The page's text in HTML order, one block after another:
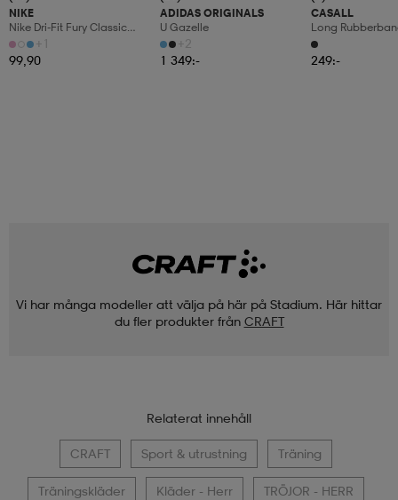
NIKE
Nike Dri-Fit Fury Classic
Headband
+1
99,90
ADIDAS ORIGINALS
U Gazelle
+2
1 349:-
CASALL
Long
249:-
Vi har många modeller att välja på här på Stadium. Här hittar
du fler produkter från CRAFT
Relaterat innehåll
CRAFT Sport & utrustning Träning
Träningskläder Kläder - Herr TRÖJOR - HERR